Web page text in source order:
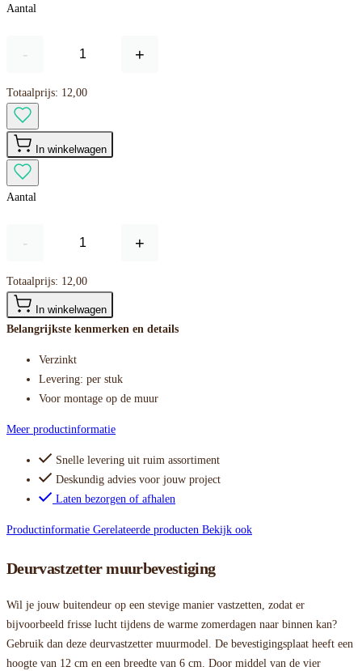
Aantal
- +
Totaalprijs: 12,00
In winkelwagen
Aantal
- +
Totaalprijs: 12,00
In winkelwagen
Belangrijkste kenmerken en details
Verzinkt
Levering: per stuk
Voor montage op de muur
Meer productinformatie
Snelle levering uit ruim assortiment
Deskundig advies voor jouw project
Laten bezorgen of afhalen
Productinformatie Gerelateerde producten Bekijk ook
Deurvastzetter muurbevestiging
Wil je jouw buitendeur op een stevige manier vastzetten, zodat er
bijvoorbeeld frisse lucht tijdens de warme zomerdagen naar binnen kan?
Gebruik dan deze deurvastzetter muurmodel. De bevestigingsplaat heeft een
hoogte van 12 cm en een breedte van 6 cm. Door middel van de vier